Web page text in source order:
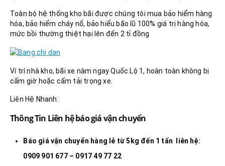
Toàn bộ hệ thống kho bãi được chúng tôi mua bảo hiểm hàng
hóa, bảo hiểm cháy nổ, bảo hiểu bão lũ 100% giá trị hàng hóa,
mức bồi thường thiệt hại lên đến 2 tỉ đồng
Ví trí nhà kho, bãi xe nàm ngay Quốc Lộ 1, hoàn toàn không bị
cấm giờ hoặc cấm tải trọng xe.
Liên Hệ Nhanh:
Thông Tin Liên hệ báo giá vận chuyển
Báo giá vận chuyển hàng lẻ từ 5kg đến 1 tấn liên hệ:
0909 901 677 – 0917 49 77 22